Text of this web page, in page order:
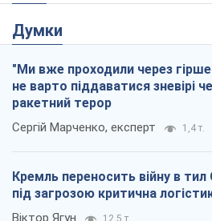
Думки
"Ми вже проходили через
не варто піддаватися зневірі
ракетний терор
Сергій Марченко, експерт 1,4 т.
Кремль переносить війну в тил
під загрозою критична
Віктор Ягун 12,5 т.